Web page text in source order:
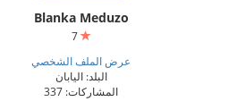
Blanka Meduzo
7
عرض الملف الشخصي
البلد: اليابان
المشاركات: 337